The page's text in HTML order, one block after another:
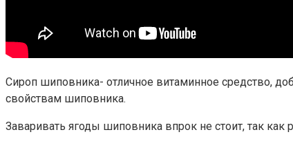
Сироп шиповника- отличное витаминное средство,
свойствам шиповника.
Заваривать ягоды шиповника впрок не стоит, так как